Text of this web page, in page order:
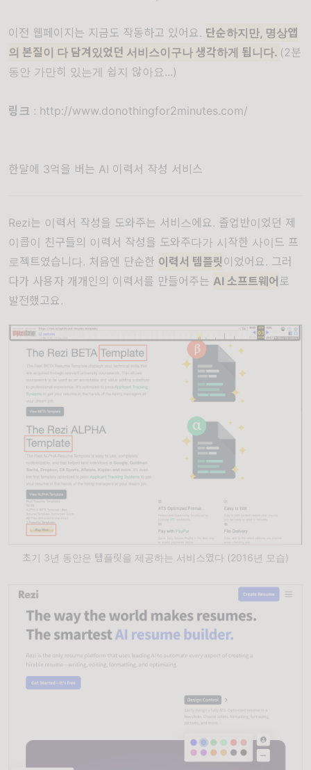
이전 웹페이지는 지금도 작동하고 있어요. 단순하지만, 명상앱
의 본질이 다 담겨있었던 서비스이구나 생각하게 됩니다. (2분
동안 가만히 있는게 쉽지 않아요...)
링크 : http://www.donothingfor2minutes.com/
한달에 3억을 버는 AI 이력서 작성 서비스
Rezi는 이력서 작성을 도와주는 서비스에요. 졸업반이었던 제
이콥이 친구들의 이력서 작성을 도와주다가 시작한 사이드 프
로젝트였습니다. 처음엔 단순한 이력서 템플릿 이었어요. 그러
다가 사용자 개개인의 이력서를 만들어주는 AI 소프트웨어 로
발전했고요.
초기 3년 동안은 템플릿을 제공하는 서비스였다 (2016년 모습)